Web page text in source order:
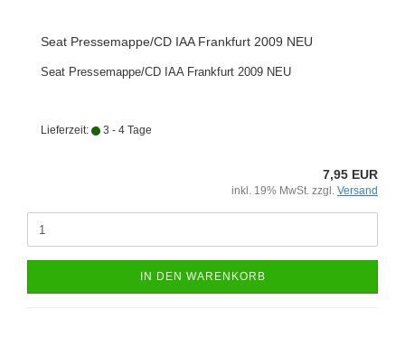
Seat Pressemappe/CD IAA Frankfurt 2009 NEU
Seat Pressemappe/CD IAA Frankfurt 2009 NEU
Lieferzeit: 3 - 4 Tage
7,95 EUR
inkl. 19% MwSt. zzgl. Versand
IN DEN WARENKORB